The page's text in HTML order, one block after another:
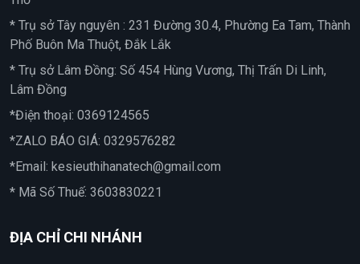
* Trụ sở Tây nguyên : 231 Đường 30.4, Phường Ea Tam, Thành
Phố Buôn Ma Thuột, Đắk Lắk
* Trụ sở Lâm Đồng: Số 454 Hùng Vương, Thị Trấn Di Linh,
Lâm Đồng
*Điện thoại: 0369124565
*ZALO BÁO GIÁ: 0329576282
*Email: kesieuthihanatech@gmail.com
* Mã Số Thuế: 3603830221
ĐỊA CHỈ CHI NHÁNH